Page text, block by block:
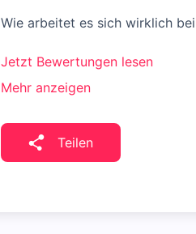
Wie arbeitet es sich wirklich
Jetzt Bewertungen lesen
Mehr anzeigen
Teilen